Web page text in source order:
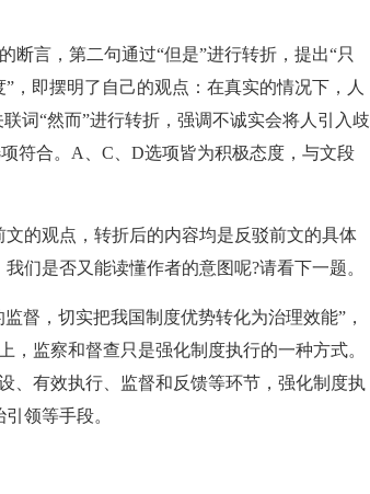
断言，第二句通过“但是”进行转折，提出“只
，即摆明了自己的观点：在真实的情况下，人
词“然而”进行转折，强调不诚实会将人引入歧
符合。A、C、D选项皆为积极态度，与文段
的观点，转折后的内容均是反驳前文的具体
们是否又能读懂作者的意图呢?请看下一题。
督，切实把我国制度优势转化为治理效能”，
监察和督查只是强化制度执行的一种方式。
、有效执行、监督和反馈等环节，强化制度执
领等手段。